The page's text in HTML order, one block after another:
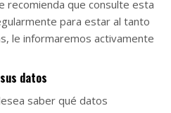
recomienda que consulte esta
para estar al tanto
le informaremos activamente
datos
saber qué datos